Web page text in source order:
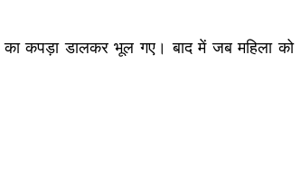
का कपड़ा डालकर भूल गए। बाद में जब महिला को